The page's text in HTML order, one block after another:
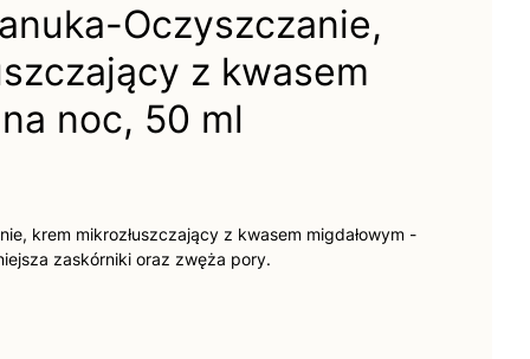
Oczyszczanie,
z kwasem
noc, 50 ml
krem mikrozłuszczający z kwasem migdałowym -
zaskórniki oraz zwęża pory.